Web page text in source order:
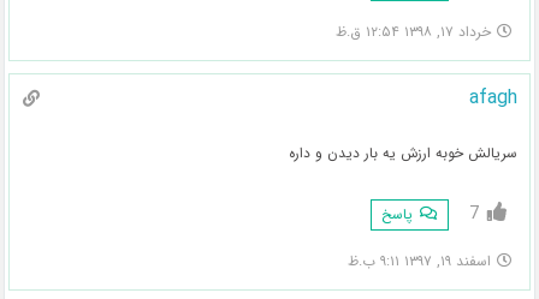
خرداد ۱۷, ۱۳۹۸ ۱۲:۵۴ ق.ظ
afagh
سریالش خوبه ارزش یه بار دیدن و داره
7 پاسخ
اسفند ۱۹, ۱۳۹۷ ۹:۱۱ ب.ظ